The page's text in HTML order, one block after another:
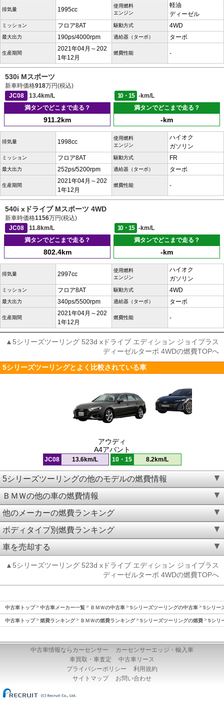
排気量 1995cc
使用燃料
エンジン
軽油
ディーゼル
ミッション フロア8AT 駆動方式 4WD
最大出力 190ps/4000rpm 過給器（ターボ） ターボ
生産期間
2021年04月～202
1年12月
燃費性能 -
530i Mスポーツ
新車時価格918万円(税込)
JC08
13.4km/L 10・15
-km/L
満タンでどこまで走る？
911.2km
満タンでどこまで走る？
-km
排気量 1998cc
使用燃料
エンジン
ハイオク
ガソリン
ミッション フロア8AT 駆動方式 FR
最大出力 252ps/5200rpm 過給器（ターボ） ターボ
生産期間
2021年04月～202
1年12月
燃費性能 -
540i xドライブ Mスポーツ 4WD
新車時価格1156万円(税込)
JC08
11.8km/L 10・15
-km/L
満タンでどこまで走る？
802.4km
満タンでどこまで走る？
-km
排気量 2997cc
使用燃料
エンジン
ハイオク
ガソリン
ミッション フロア8AT 駆動方式 4WD
最大出力 340ps/5500rpm 過給器（ターボ） ターボ
生産期間
2021年04月～202
1年12月
燃費性能 -
▲5シリーズツーリング 523d xドライブ エディション ジョイプラス
ディーゼルターボ 4WDの燃費TOPへ
5シリーズツーリングとよく比較されている車
アウディ
A4アバント
JC08 13.6km/L 10・15 8.2km/L
5シリーズツーリングの他のモデルの燃費情報
ＢＭＷの他の車の燃費情報
他のメーカーの燃費ランキング
ボディタイプ別燃費ランキング
車を売却する
▲5シリーズツーリング 523d xドライブ エディション ジョイプラス
ディーゼルターボ 4WDの燃費TOPへ
中古車トップ 中古車メーカー一覧 ＢＭＷの中古車 5シリーズツーリングの中古車 5シリー
中古車トップ 燃費ランキング ＢＭＷの燃費ランキング 5シリーズツーリングの燃費 5シリ
中古車情報ならカーセンサー
カーセンサーエッジ・輸入車
車買取・車査定
中古車リース
プライバシーポリシー
利用規約
サイトマップ
お問い合わせ